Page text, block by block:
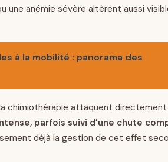
une anémie sévère altèrent aussi
à la mobilité : panorama des
chimiothérapie attaquent
parfois suivi d’une chute
déjà la gestion de cet effet